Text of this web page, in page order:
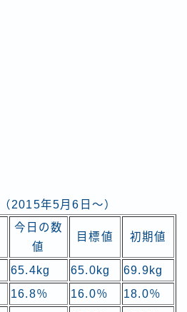
2015年5月6日～）
今日の数
値
目標値 初期値
65.4kg 65.0kg
69.9kg
16.8％ 16.0％ 18.0％